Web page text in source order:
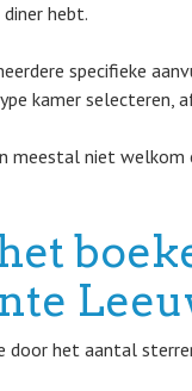
hebt.
specifieke
kamer
meestal niet
door het aantal